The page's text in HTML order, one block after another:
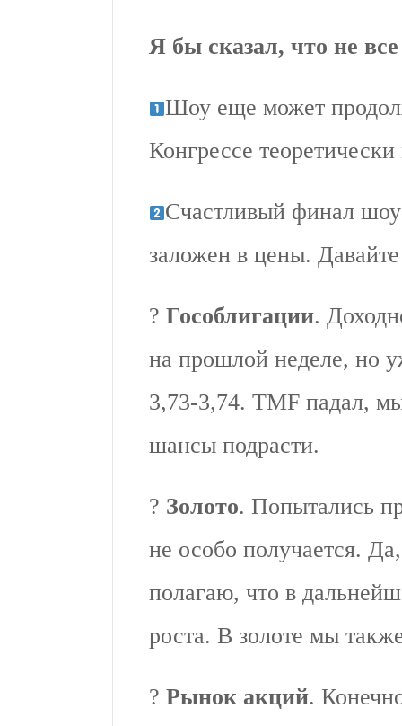
Я бы сказал, что не
Шоу еще может
Конгрессе
Счастливый финал
заложен в цены.
? Гособлигации.
на прошлой неделе, но
3,73-3,74. TMF падал,
шансы подрасти.
? Золото. Попытались
не особо получается.
полагаю, что в
роста. В золоте мы
? Рынок акций.